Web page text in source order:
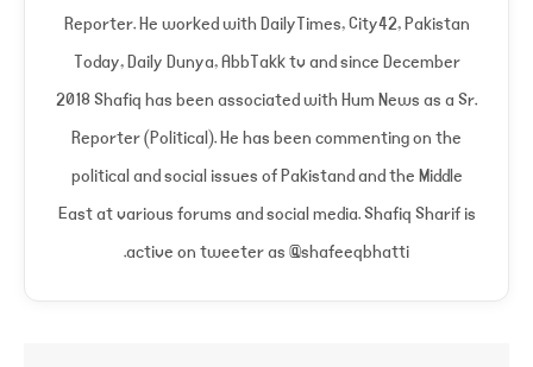
Reporter. He worked with DailyTimes, City42, Pakistan
Today, Daily Dunya, AbbTakk tv and since December
2018 Shafiq has been associated with Hum News as a Sr.
Reporter (Political). He has been commenting on the
political and social issues of Pakistand and the Middle
East at various forums and social media. Shafiq Sharif is
active on tweeter as @shafeeqbhatti.